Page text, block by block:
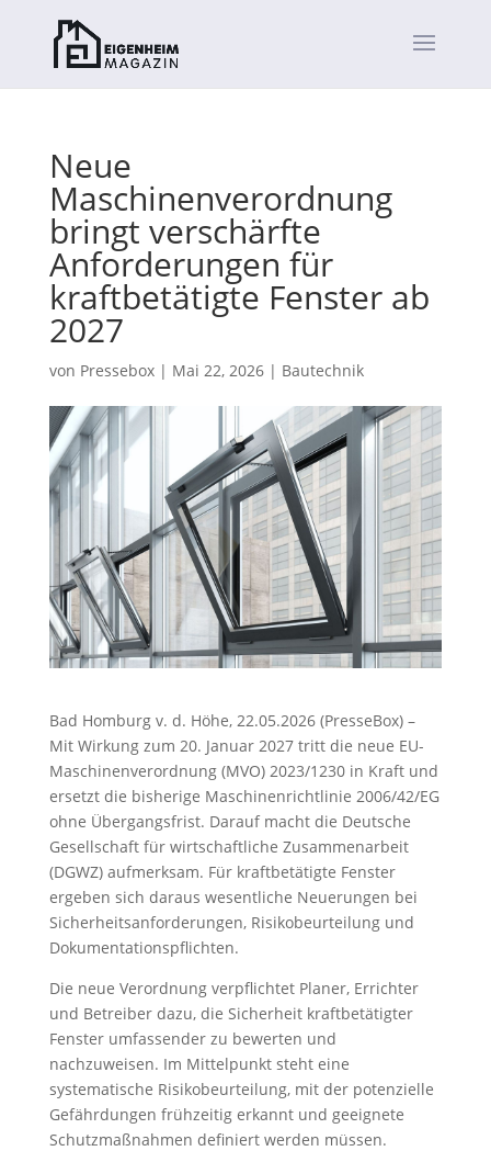
Neue
Maschinenverordnung
bringt verschärfte
Anforderungen für
kraftbetätigte Fenster ab
2027
von Pressebox| Mai 22, 2026| Bautechnik
Bad Homburg v. d. Höhe, 22.05.2026 (PresseBox) –
Mit Wirkung zum 20. Januar 2027 tritt die neue EU-
Maschinenverordnung (MVO) 2023/1230 in Kraft und
ersetzt die bisherige Maschinenrichtlinie 2006/42/EG
ohne Übergangsfrist. Darauf macht die Deutsche
Gesellschaft für wirtschaftliche Zusammenarbeit
(DGWZ) aufmerksam. Für kraftbetätigte Fenster
ergeben sich daraus wesentliche Neuerungen bei
Sicherheitsanforderungen, Risikobeurteilung und
Dokumentationspflichten.
Die neue Verordnung verpflichtet Planer, Errichter
und Betreiber dazu, die Sicherheit kraftbetätigter
Fenster umfassender zu bewerten und
nachzuweisen. Im Mittelpunkt steht eine
systematische Risikobeurteilung, mit der potenzielle
Gefährdungen frühzeitig erkannt und geeignete
Schutzmaßnahmen definiert werden müssen.